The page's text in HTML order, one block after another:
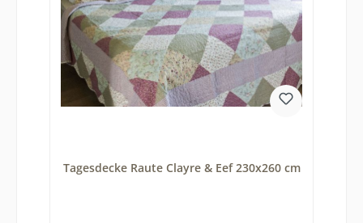
Tagesdecke Raute Clayre & Eef 230x260 cm